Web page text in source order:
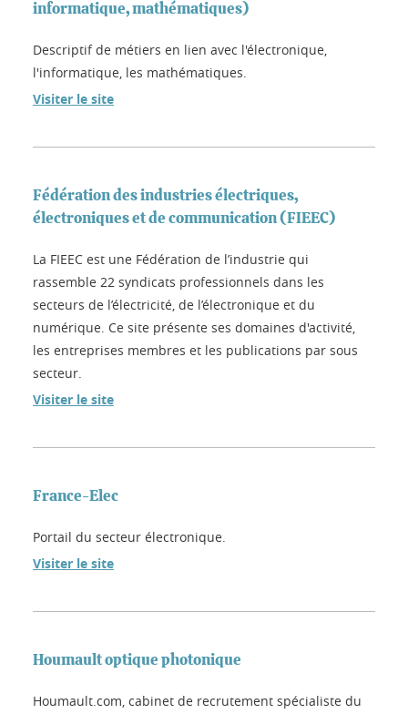
informatique, mathématiques)
Descriptif de métiers en lien avec l'électronique,
l'informatique, les mathématiques.
Visiter le site
Fédération des industries électriques,
électroniques et de communication (FIEEC)
La FIEEC est une Fédération de l’industrie qui
rassemble 22 syndicats professionnels dans les
secteurs de l’électricité, de l’électronique et du
numérique. Ce site présente ses domaines d'activité,
les entreprises membres et les publications par sous
secteur.
Visiter le site
France-Elec
Portail du secteur électronique.
Visiter le site
Houmault optique photonique
Houmault.com, cabinet de recrutement spécialiste du